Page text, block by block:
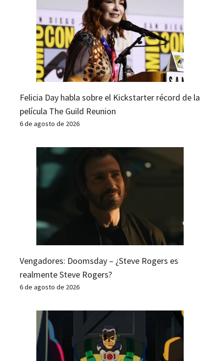
Felicia Day habla sobre el Kickstarter récord de la
película The Guild Reunion
6 de agosto de 2026
Vengadores: Doomsday – ¿Steve Rogers es
realmente Steve Rogers?
6 de agosto de 2026